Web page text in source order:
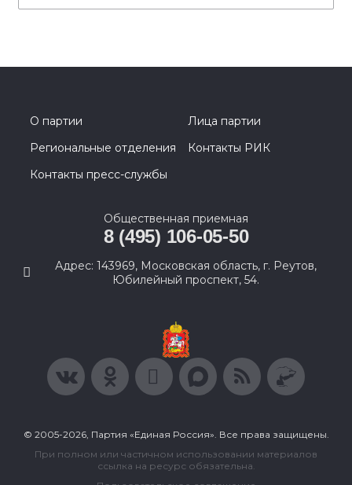
О партии
Лица партии
Региональные отделения
Контакты РИК
Контакты пресс-службы
Общественная приемная
8 (495) 106-05-50
Адрес: 143969, Московская область, г. Реутов,
Юбилейный проспект, 54.
© 2005-2026, Партия «Единая Россия». Все права защищены.
При полном или частичном использовании материалов
ссылка на ресурс обязательна.